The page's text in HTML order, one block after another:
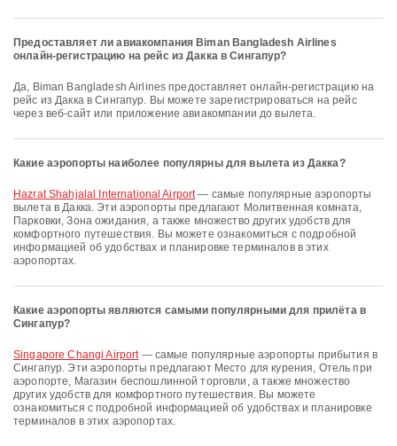
Предоставляет ли авиакомпания Biman Bangladesh Airlines
онлайн-регистрацию на рейс из Дакка в Сингапур?
Да, Biman Bangladesh Airlines предоставляет онлайн-регистрацию на
рейс из Дакка в Сингапур. Вы можете зарегистрироваться на рейс
через веб-сайт или приложение авиакомпании до вылета.
Какие аэропорты наиболее популярны для вылета из Дакка?
Hazrat Shahjalal International Airport— самые популярные аэропорты
вылета в Дакка. Эти аэропорты предлагают Молитвенная комната,
Парковки, Зона ожидания, а также множество других удобств для
комфортного путешествия. Вы можете ознакомиться с подробной
информацией об удобствах и планировке терминалов в этих
аэропортах.
Какие аэропорты являются самыми популярными для прилёта в
Сингапур?
Singapore Changi Airport— самые популярные аэропорты прибытия в
Сингапур. Эти аэропорты предлагают Место для курения, Отель при
аэропорте, Магазин беспошлинной торговли, а также множество
других удобств для комфортного путешествия. Вы можете
ознакомиться с подробной информацией об удобствах и планировке
терминалов в этих аэропортах.